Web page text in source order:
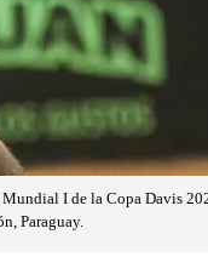
I de la Copa Davis
Paraguay.